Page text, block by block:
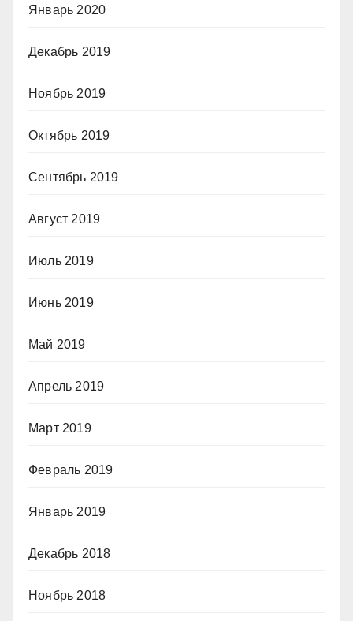
Январь 2020
Декабрь 2019
Ноябрь 2019
Октябрь 2019
Сентябрь 2019
Август 2019
Июль 2019
Июнь 2019
Май 2019
Апрель 2019
Март 2019
Февраль 2019
Январь 2019
Декабрь 2018
Ноябрь 2018